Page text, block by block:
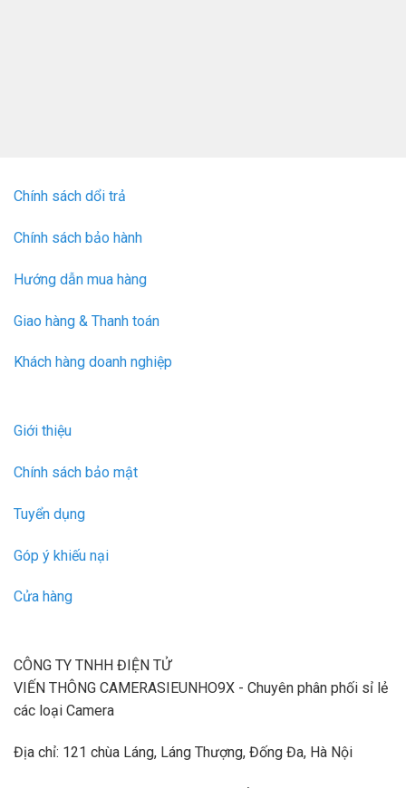
Chính sách dổi trả
Chính sách bảo hành
Hướng dẫn mua hàng
Giao hàng & Thanh toán
Khách hàng doanh nghiệp
Giới thiệu
Chính sách bảo mật
Tuyển dụng
Góp ý khiếu nại
Cửa hàng
CÔNG TY TNHH ĐIỆN TỬ
VIẾN THÔNG CAMERASIEUNHO9X - Chuyên phân phối sỉ lẻ
các loại Camera
Địa chỉ: 121 chùa Láng, Láng Thượng, Đống Đa, Hà Nội